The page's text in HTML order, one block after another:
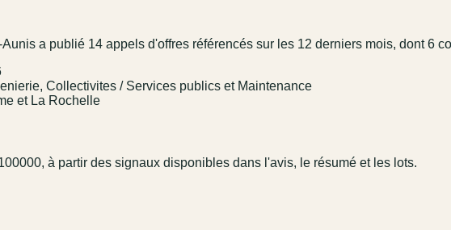
a publié 14 appels d'offres référencés sur les 12 derniers mois, dont 6
Collectivites / Services publics et Maintenance
et La Rochelle
à partir des signaux disponibles dans l'avis, le résumé et les lots.